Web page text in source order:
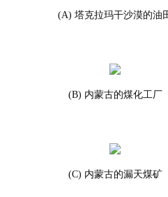
(A) 塔克拉玛干沙漠的油
(B) 内蒙古的煤化工厂
(C) 内蒙古的漏天煤矿